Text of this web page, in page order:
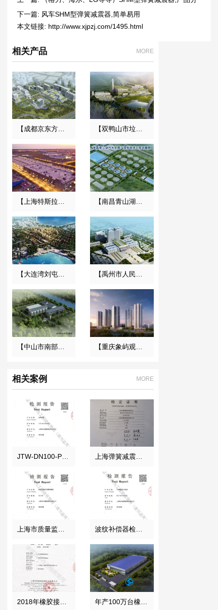
析
下一篇: 风车SHM型弹簧减震器,简单易用
本文链接: http://www.xjpzj.com/1495.html
相关产品 MORE
【成都京东方医院项目】双球橡胶接头合同 【双鸭山市垃圾焚烧发电项目】减振器合同
相关案例 MORE
JTW-DN100-PN16金属软管检测报告 上海弹簧减震器电子拉力机检定证书